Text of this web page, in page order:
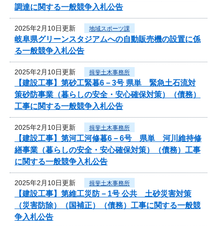
調達に関する一般競争入札公告
2025年2月10日更新 地域スポーツ課
岐阜県グリーンスタジアムへの自動販売機の設置に係
る一般競争入札公告
2025年2月10日更新 揖斐土木事務所
【建設工事】第砂工緊暮6－3号 県単 緊急土石流対
策砂防事業（暮らしの安全・安心確保対策）（債務）
工事に関する一般競争入札公告
2025年2月10日更新 揖斐土木事務所
【建設工事】第河工河修暮6－6号 県単 河川維持修
繕事業（暮らしの安全・安心確保対策）（債務）工事
に関する一般競争入札公告
2025年2月10日更新 揖斐土木事務所
【建設工事】第維工災防－1号 公共 土砂災害対策
（災害防除）（国補正）（債務）工事に関する一般競
争入札公告